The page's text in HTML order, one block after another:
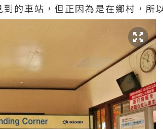
的車站，但正因為是在鄉村，所